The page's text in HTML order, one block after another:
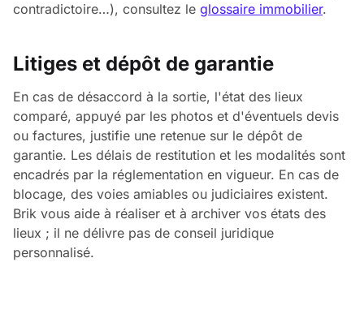
contradictoire…), consultez le glossaire immobilier.
Litiges et dépôt de garantie
En cas de désaccord à la sortie, l'état des lieux
comparé, appuyé par les photos et d'éventuels devis
ou factures, justifie une retenue sur le dépôt de
garantie. Les délais de restitution et les modalités sont
encadrés par la réglementation en vigueur. En cas de
blocage, des voies amiables ou judiciaires existent.
Brik vous aide à réaliser et à archiver vos états des
lieux ; il ne délivre pas de conseil juridique
personnalisé.